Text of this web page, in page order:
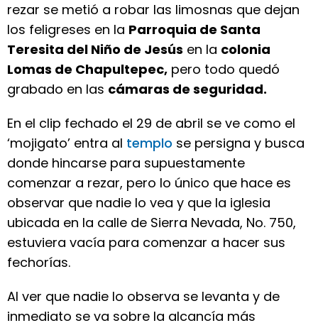
rezar se metió a robar las limosnas que dejan
los feligreses en la Parroquia de Santa
Teresita del Niño de Jesús en la colonia
Lomas de Chapultepec, pero todo quedó
grabado en las cámaras de seguridad.
En el clip fechado el 29 de abril se ve como el
‘mojigato’ entra al templo se persigna y busca
donde hincarse para supuestamente
comenzar a rezar, pero lo único que hace es
observar que nadie lo vea y que la iglesia
ubicada en la calle de Sierra Nevada, No. 750,
estuviera vacía para comenzar a hacer sus
fechorías.
Al ver que nadie lo observa se levanta y de
inmediato se va sobre la alcancía más